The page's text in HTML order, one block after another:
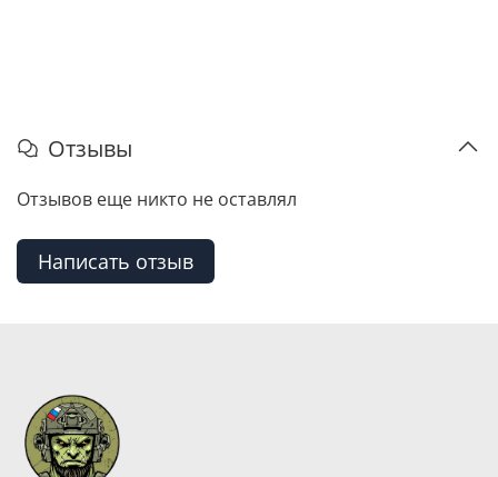
Отзывы
Отзывов еще никто не оставлял
Написать отзыв